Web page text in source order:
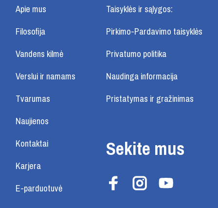
Apie mus
Filosofija
Vandens kilmė
Verslui ir namams
Tvarumas
Naujienos
Kontaktai
Karjera
E-parduotuvė
Taisyklės ir sąlygos:
Pirkimo-Pardavimo taisyklės
Privatumo politika
Naudinga informacija
Pristatymas ir gražinimas
Sekite mus